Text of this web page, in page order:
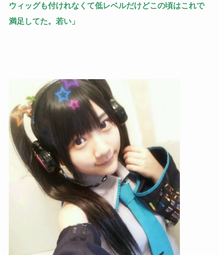
ウィッグも付けれなくて低レベルだけどこの頃はこれで
満足してた。若い」